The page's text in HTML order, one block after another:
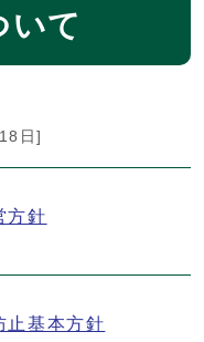
いて
日]
方針
止基本方針